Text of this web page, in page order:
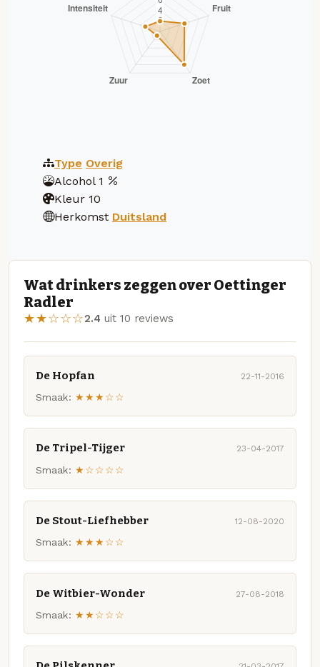
Type Overig
Alcohol 1
Kleur 10
Herkomst Duitsland
Wat drinkers zeggen over Oettinger
Radler
★★☆☆☆2.4 uit 10 reviews
De Hopfan 22-11-2016
Smaak: ★★★☆☆
De Tripel-Tijger 23-04-2017
Smaak: ★☆☆☆☆
De Stout-Liefhebber 12-08-2020
Smaak: ★★★☆☆
De Witbier-Wonder 27-08-2018
Smaak: ★★☆☆☆